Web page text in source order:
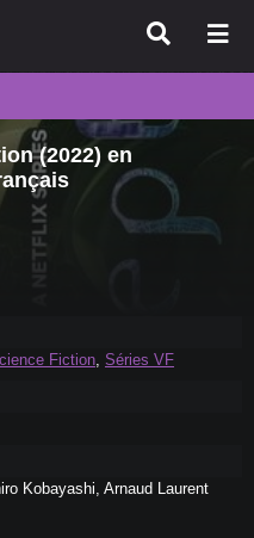
(2022) en
Fiction, Séries VF
Kobayashi, Arnaud Laurent